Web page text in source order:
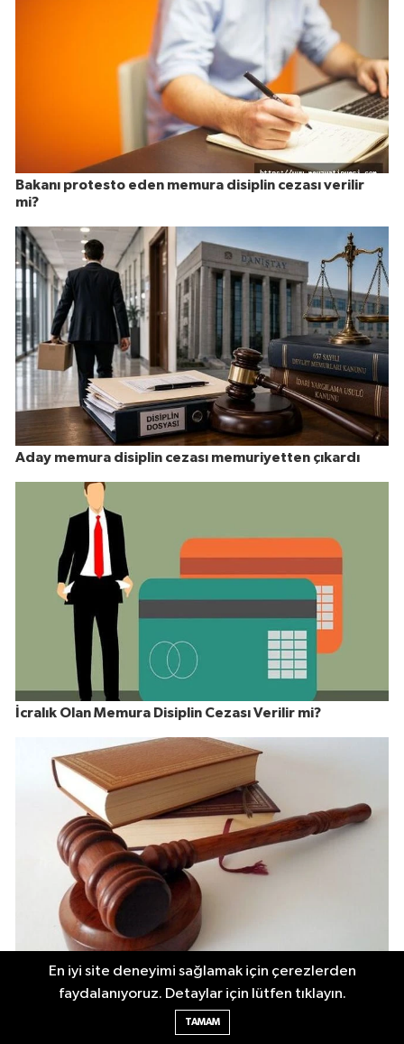
Bakanı protesto eden memura disiplin cezası verilir
mi?
Aday memura disiplin cezası memuriyetten çıkardı
İcralık Olan Memura Disiplin Cezası Verilir mi?
Mahkemece Alınan İfadeler Disiplin Soruşturmasında
Kullanılabilir mi?
En iyi site deneyimi sağlamak için çerezlerden
faydalanıyoruz. Detaylar için lütfen tıklayın.
TAMAM